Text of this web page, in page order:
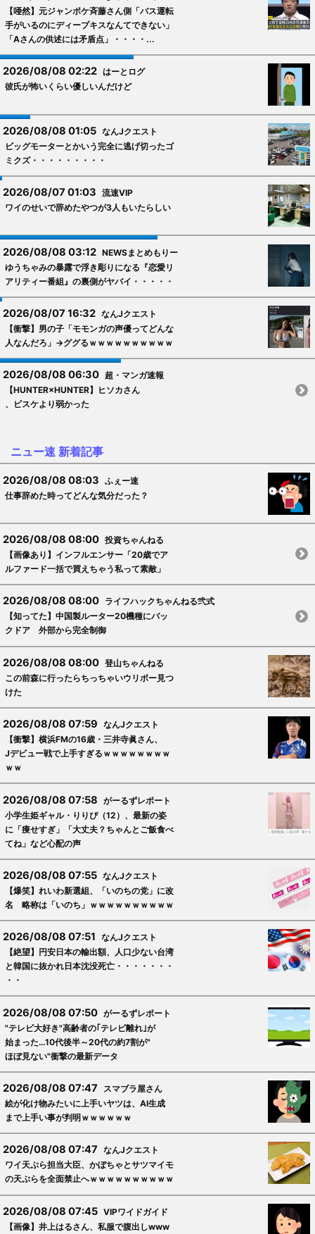
【唖然】元ジャンポケ斉藤さん側「バス運転
手がいるのにディープキスなんてできない」
「Aさんの供述には矛盾点」・・・・...
2026/08/08 02:22はーとログ
彼氏が怖いくらい優しいんだけど
2026/08/08 01:05なんJクエスト
ビッグモーターとかいう完全に逃げ切ったゴ
ミクズ・・・・・・・・・
2026/08/07 01:03流速VIP
ワイのせいで辞めたやつが3人もいたらしい
2026/08/08 03:12NEWSまとめもりー
ゆうちゃみの暴露で浮き彫りになる『恋愛リ
アリティー番組』の裏側がヤバイ・・・・・
2026/08/07 16:32なんJクエスト
【衝撃】男の子「モモンガの声優ってどんな
人なんだろ」→ググるｗｗｗｗｗｗｗｗｗｗ
2026/08/08 06:30超・マンガ速報
【HUNTER×HUNTER】ヒソカさん
、ビスケより弱かった
ニュー速 新着記事
2026/08/08 08:03ふぇー速
仕事辞めた時ってどんな気分だった？
2026/08/08 08:00投資ちゃんねる
【画像あり】インフルエンサー「20歳でア
ルファード一括で買えちゃう私って素敵」
2026/08/08 08:00ライフハックちゃんねる弐式
【知ってた】中国製ルーター20機種にバッ
クドア 外部から完全制御
2026/08/08 08:00登山ちゃんねる
この前森に行ったらちっちゃいウリボー見つ
けた
2026/08/08 07:59なんJクエスト
【衝撃】横浜FMの16歳・三井寺眞さん、
Jデビュー戦で上手すぎるｗｗｗｗｗｗｗｗ
ｗｗ
2026/08/08 07:58がーるずレポート
小学生姫ギャル・りりぴ（12）、最新の姿
に「痩せすぎ」「大丈夫？ちゃんとご飯食べ
てね」など心配の声
2026/08/08 07:55なんJクエスト
【爆笑】れいわ新選組、「いのちの党」に改
名 略称は「いのち」ｗｗｗｗｗｗｗｗｗｗ
2026/08/08 07:51なんJクエスト
【絶望】円安日本の輸出額、人口少ない台湾
と韓国に抜かれ日本沈没死亡・・・・・・・
・・
2026/08/08 07:50がーるずレポート
"テレビ大好き"高齢者の｢テレビ離れ｣が
始まった…10代後半～20代の約7割が"
ほぼ見ない"衝撃の最新データ
2026/08/08 07:47スマブラ屋さん
絵が化け物みたいに上手いヤツは、AI生成
まで上手い事が判明ｗｗｗｗｗｗ
2026/08/08 07:47なんJクエスト
ワイ天ぷら担当大臣、かぼちゃとサツマイモ
の天ぷらを全面禁止へｗｗｗｗｗｗｗｗｗｗ
2026/08/08 07:45VIPワイドガイド
【画像】井上はるさん、私服で腹出しwww